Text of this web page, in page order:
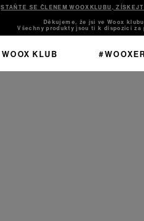
STAŇTE SE ČLENEM WOOXKLUBU,
Děkujeme, že jsi ve Woox
Všechny produkty jsou ti k dispozici za
WOOX KLUB